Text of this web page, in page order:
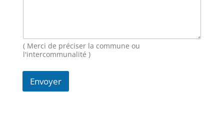
o
m
( Merci de préciser la commune ou
l'intercommunalité )
Envoyer